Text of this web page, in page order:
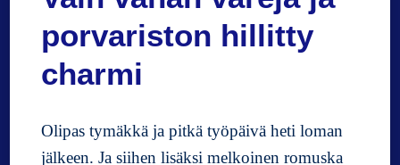
e
porvariston hillitty
charmi
Olipas tymäkkä ja pitkä työpäivä heti loman
jälkeen. Ja siihen lisäksi melkoinen romuska